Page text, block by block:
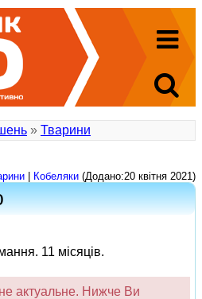
» Тварини
Кобеляки (Додано:20 квітня 2021)
11 місяців.
актуальне. Нижче Ви